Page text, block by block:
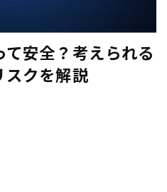
安全？考えられる
スクを解説